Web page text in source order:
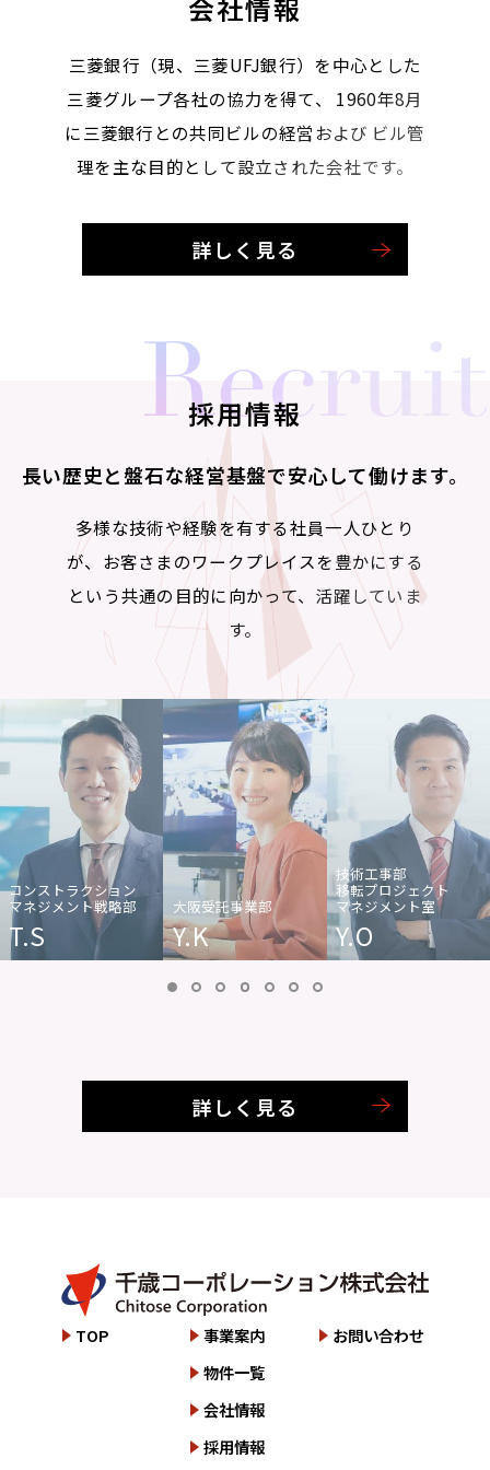
会社情報
三菱銀行（現、三菱UFJ銀行）を中心とした
三菱グループ各社の協力を得て、
1960年8月
に三菱銀行との共同ビルの経営および ビル管
理を主な目的として設立された会社です。
詳しく見る
採用情報
長い歴史と盤石な経営基盤で安心して働けます。​
多様な技術や経験を有する社員一人ひとり
が、お客さまのワークプレイスを豊かにする
という共通の目的に向かって、活躍していま
す。
コンストラクション
マネジメント戦略部
T.S
大阪受託事業部
Y.K
技術工事部
移転プロジェクト
マネジメント室
Y.O
詳しく見る
TOP
事業案内
物件一覧
会社情報
採用情報
お問い合わせ